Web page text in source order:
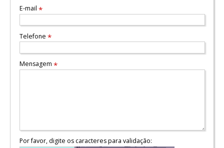
E-mail *
Telefone *
Mensagem *
Por favor, digite os caracteres para validação: